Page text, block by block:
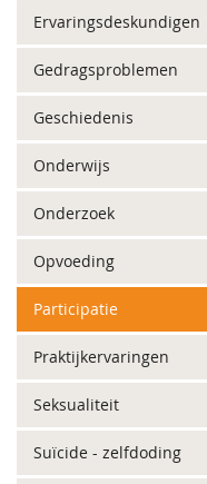
Ervaringsdeskundigen
Gedragsproblemen
Geschiedenis
Onderwijs
Onderzoek
Opvoeding
Participatie
Praktijkervaringen
Seksualiteit
Suïcide - zelfdoding